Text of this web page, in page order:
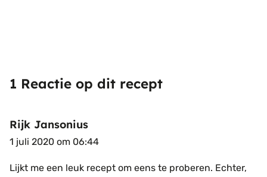
1 Reactie op dit recept
Rijk Jansonius
1 juli 2020 om 06:44
Lijkt me een leuk recept om eens te proberen. Echter,